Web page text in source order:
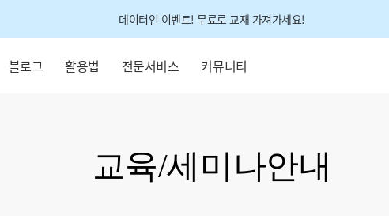
데이터인 이벤트! 무료로 교재 가져가세요!
블로그 활용법 전문서비스 커뮤니티
교육/세미나안내